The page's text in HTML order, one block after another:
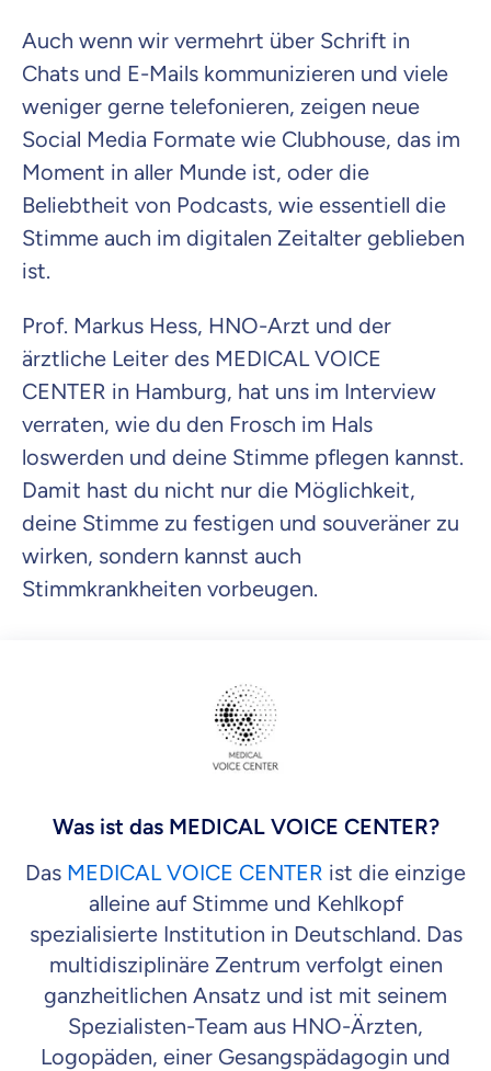
Auch wenn wir vermehrt über Schrift in
Chats und E-Mails kommunizieren und viele
weniger gerne telefonieren, zeigen neue
Social Media Formate wie Clubhouse, das im
Moment in aller Munde ist, oder die
Beliebtheit von Podcasts, wie essentiell die
Stimme auch im digitalen Zeitalter geblieben
ist.
Prof. Markus Hess, HNO-Arzt und der
ärztliche Leiter des MEDICAL VOICE
CENTER in Hamburg, hat uns im Interview
verraten, wie du den Frosch im Hals
loswerden und deine Stimme pflegen kannst.
Damit hast du nicht nur die Möglichkeit,
deine Stimme zu festigen und souveräner zu
wirken, sondern kannst auch
Stimmkrankheiten vorbeugen.
Was ist das MEDICAL VOICE CENTER?
Das MEDICAL VOICE CENTER ist die einzige
alleine auf Stimme und Kehlkopf
spezialisierte Institution in Deutschland. Das
multidisziplinäre Zentrum verfolgt einen
ganzheitlichen Ansatz und ist mit seinem
Spezialisten-Team aus HNO-Ärzten,
Logopäden, einer Gesangspädagogin und
Zahnzusatz
Versicherung
Krankenhaus
Versicherung
Mit dem Abschicken meiner Daten erkläre ich meine
Kontaktaufnahme durch ottonova.
Weiter zu deinen Informationen